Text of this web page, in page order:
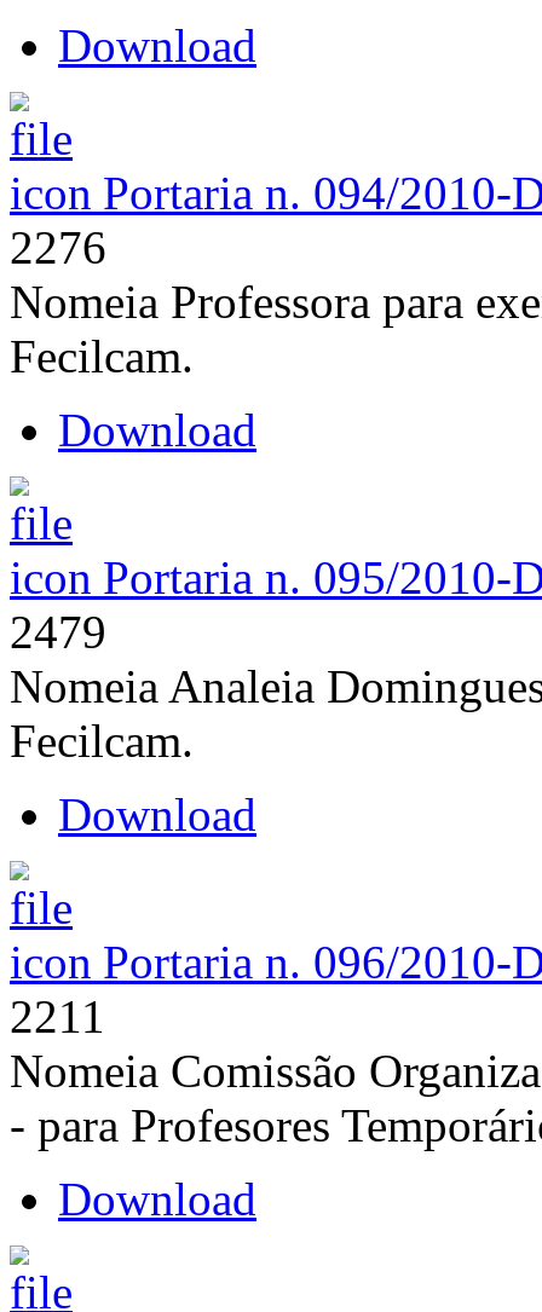
Download
Portaria n. 094/2010-
2276
Nomeia Professora para
Fecilcam.
Download
Portaria n. 095/2010-
2479
Nomeia Analeia
Fecilcam.
Download
Portaria n. 096/2010-
2211
Nomeia Comissão
- para Profesores
Download